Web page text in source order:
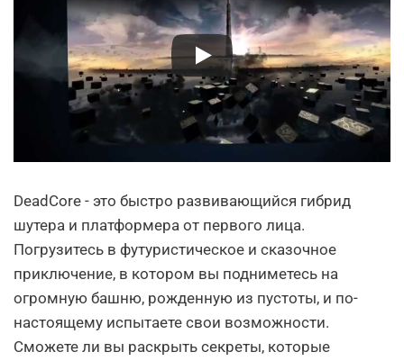
DeadCore - это быстро развивающийся гибрид
шутера и платформера от первого лица.
Погрузитесь в футуристическое и сказочное
приключение, в котором вы подниметесь на
огромную башню, рожденную из пустоты, и по-
настоящему испытаете свои возможности.
Сможете ли вы раскрыть секреты, которые